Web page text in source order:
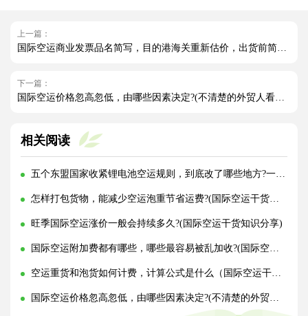
上一篇：
国际空运商业发票品名简写，目的港海关重新估价，出货前简易 HS 预审落地流程
下一篇：
国际空运价格忽高忽低，由哪些因素决定?(不清楚的外贸人看过来)
相关阅读
五个东盟国家收紧锂电池空运规则，到底改了哪些地方?一文讲清!
怎样打包货物，能减少空运泡重节省运费?(国际空运干货知识分享)
旺季国际空运涨价一般会持续多久?(国际空运干货知识分享)
国际空运附加费都有哪些，哪些最容易被乱加收?(国际空运干货知识分享)
空运重货和泡货如何计费，计算公式是什么（国际空运干货知识分享）
国际空运价格忽高忽低，由哪些因素决定?(不清楚的外贸人看过来)